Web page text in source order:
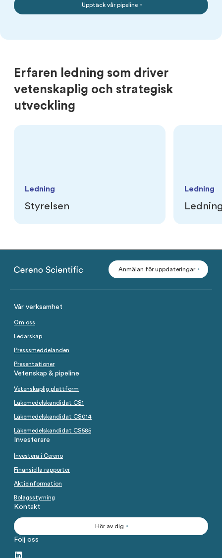
Upptäck vår pipeline
Erfaren ledning som driver
vetenskaplig och strategisk
utveckling
Ledning
Styrelsen
Ledning
Anmälan för uppdateringar
Vår verksamhet
Om oss
Ledarskap
Presssmeddelanden
Presentationer
Vetenskap & pipeline
Vetenskaplig plattform
Läkemedelskandidat CS1
Läkemedelskandidat CS014
Läkemedelskandidat CS585
Investerare
Investera i Cereno
Finansiella rapporter
Aktieinformation
Bolagsstyrning
Kontakt
Hör av dig
Följ oss